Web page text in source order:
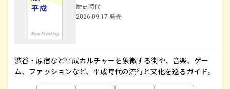
歴史時代
2026.09.17 発売
渋谷・原宿など平成カルチャーを象徴する街や、音楽、ゲー
ム、ファッションなど、平成時代の流行と文化を巡るガイド。